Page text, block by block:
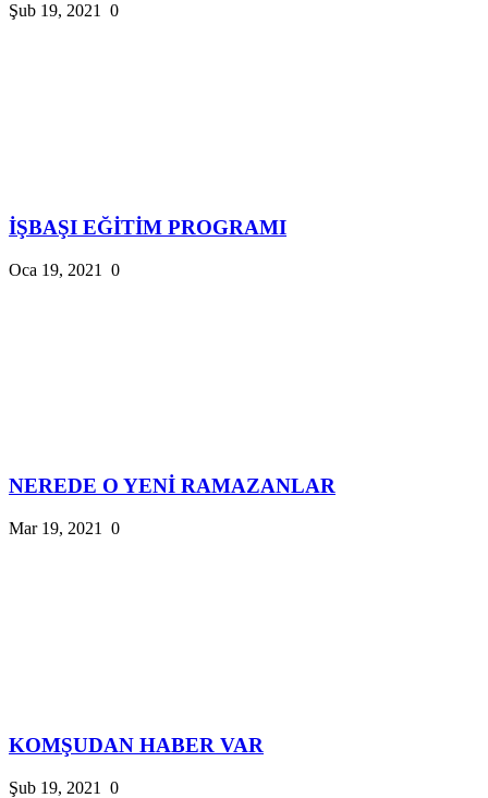
Şub 19, 2021 0
İŞBAŞI EĞİTİM PROGRAMI
Oca 19, 2021 0
NEREDE O YENİ RAMAZANLAR
Mar 19, 2021 0
KOMŞUDAN HABER VAR
Şub 19, 2021 0